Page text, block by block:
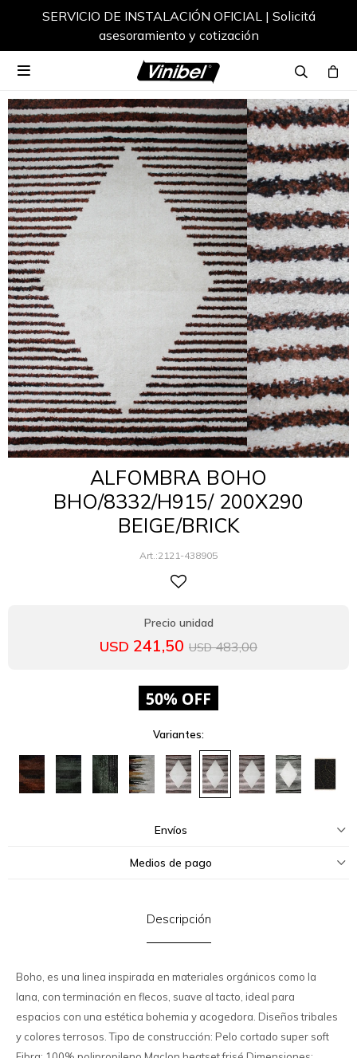
SERVICIO DE INSTALACIÓN OFICIAL | Solicitá
asesoramiento y cotización

ALFOMBRA BOHO
BHO/8332/H915/ 200X290
BEIGE/BRICK
2121-438905
USD 241,50 USD 483,00
Variantes:
Envíos
Medios de pago
Descripción
Boho, es una linea inspirada en materiales orgánicos como la
lana, con terminación en flecos, suave al tacto, ideal para
espacios con una estética bohemia y acogedora. Diseños tribales
y colores terrosos. Tipo de construcción: Pelo cortado super soft